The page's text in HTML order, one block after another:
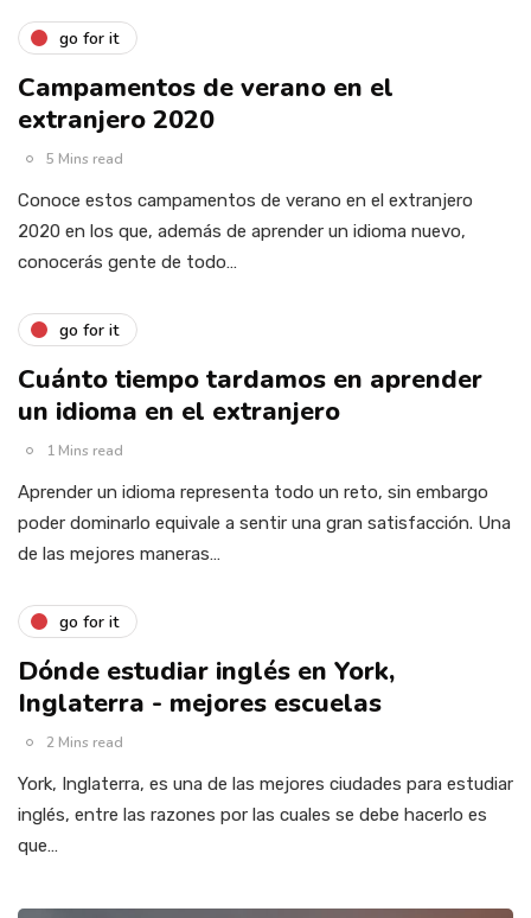
go for it
Campamentos de verano en el
extranjero 2020
5 Mins read
Conoce estos campamentos de verano en el extranjero
2020 en los que, además de aprender un idioma nuevo,
conocerás gente de todo…
go for it
Cuánto tiempo tardamos en aprender
un idioma en el extranjero
1 Mins read
Aprender un idioma representa todo un reto, sin embargo
poder dominarlo equivale a sentir una gran satisfacción. Una
de las mejores maneras…
go for it
Dónde estudiar inglés en York,
Inglaterra - mejores escuelas
2 Mins read
York, Inglaterra, es una de las mejores ciudades para estudiar
inglés, entre las razones por las cuales se debe hacerlo es
que…